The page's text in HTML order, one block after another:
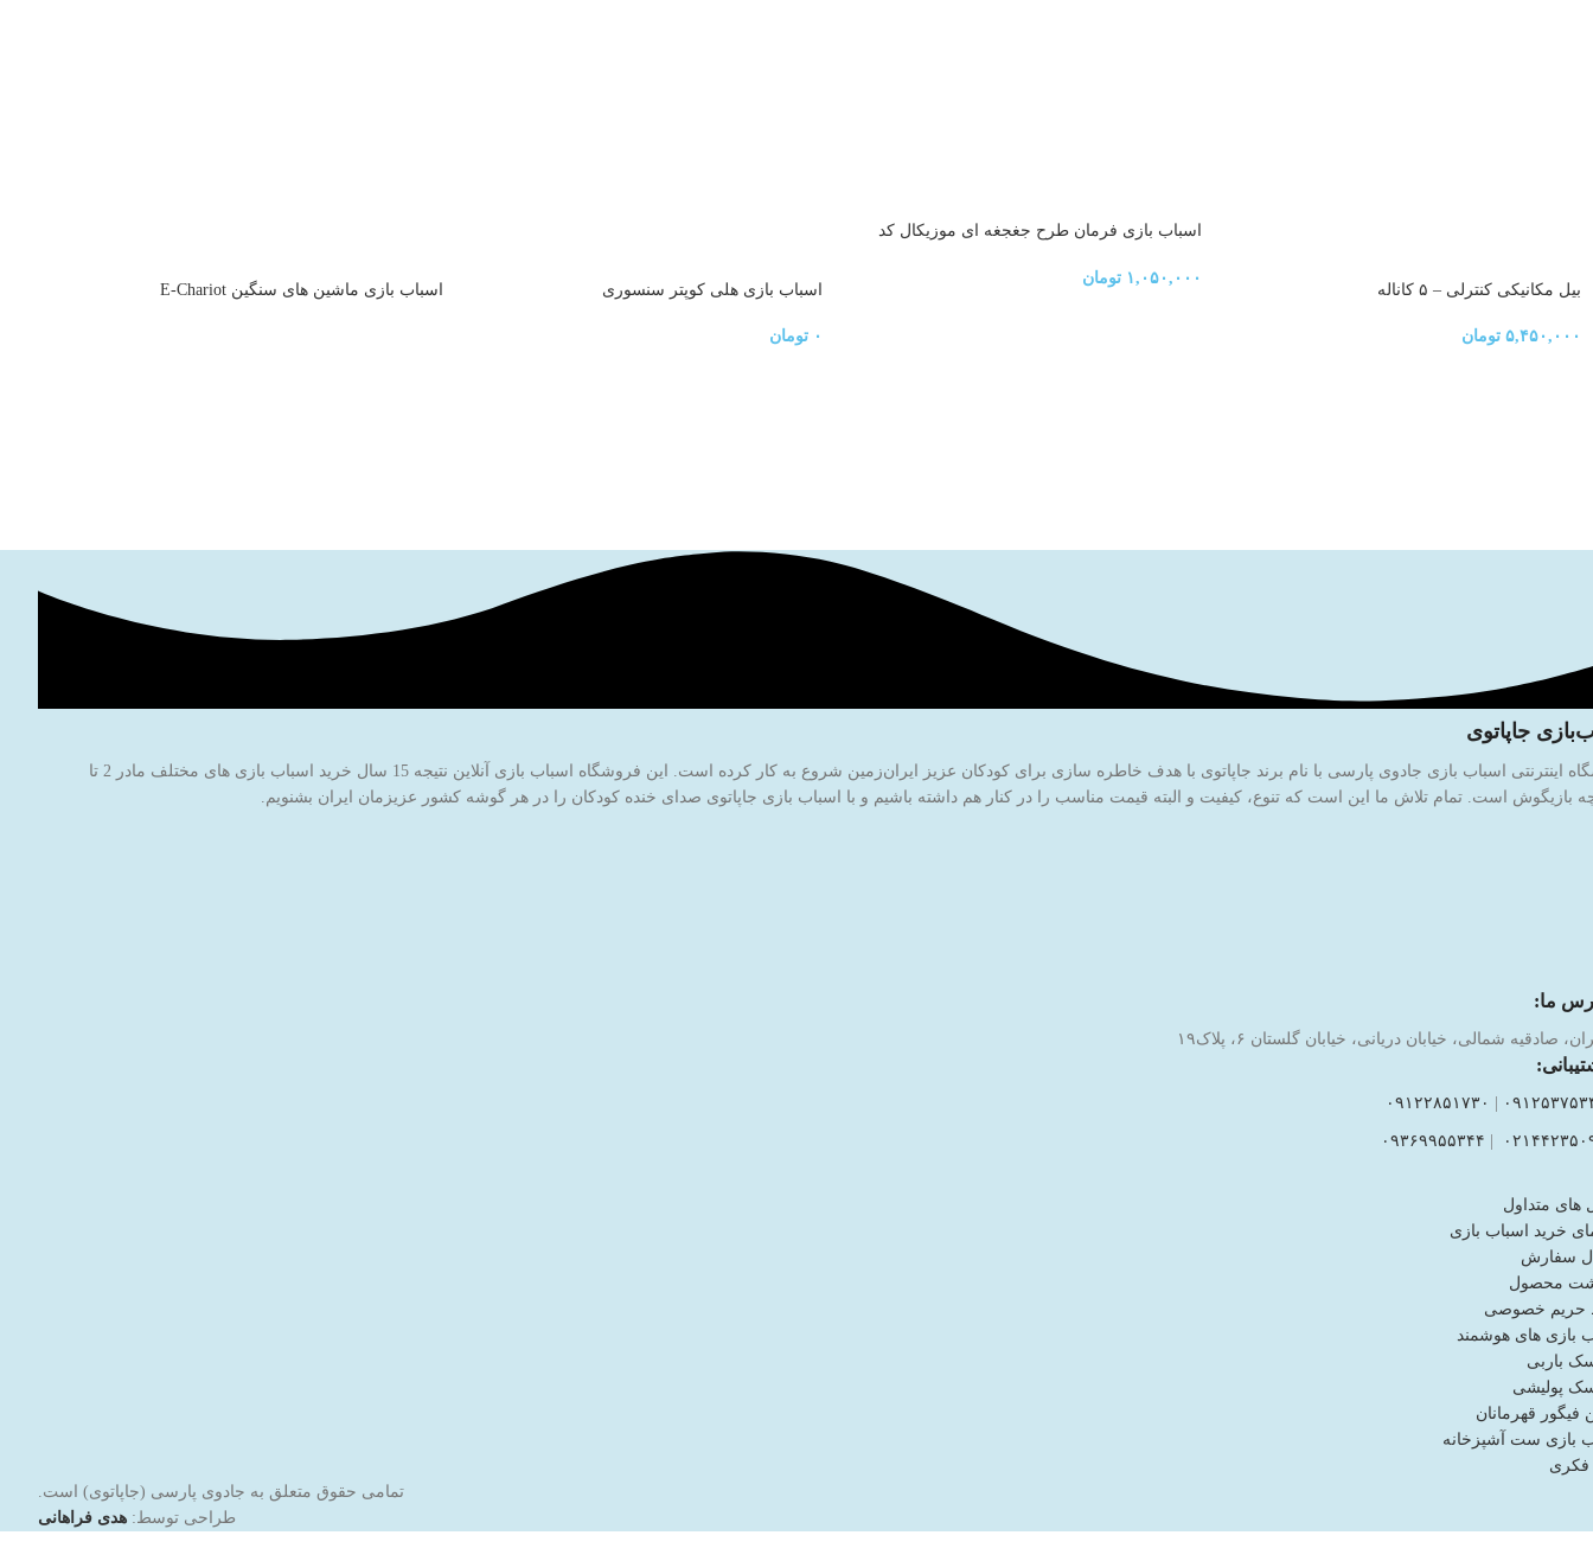
بیل مکانیکی کنترلی – ۵ کاناله
۵,۴۵۰,۰۰۰ تومان
اسباب بازی فرمان طرح جغجغه ای موزیکال کد
۱,۰۵۰,۰۰۰ تومان
اسباب بازی هلی کوپتر سنسوری
۰ تومان
اسباب بازی ماشین های سنگین E-Chariot
جاپاتوی
فروشگاه اینترنتی اسباب بازی جادوی پارسی با نام برند جاپاتوی با هدف خاطره سازی برای کودکان عزیز ایران‌زمین شروع به کار کرده است. این فروشگاه اسباب بازی آنلاین نتیجه 15 سال خرید اسباب بازی های مختلف مادر 2 تا
بازیگوش است. تمام تلاش ما این است که تنوع، کیفیت و البته قیمت مناسب را در کنار هم داشته باشیم و با اسباب بازی جاپاتوی صدای خنده کودکان را در هر گوشه کشور عزیزمان ایران بشنویم.
ما:
صادقیه شمالی، خیابان دریانی، خیابان گلستان ۶، پلاک۱۹
۰۹۱۲۲۸۵۱۷۳۰
۰۹۳۶۹۹۵۵۳۴۴
های متداول
خرید اسباب بازی
سفارش
محصول
حریم خصوصی
بازی های هوشمند
باربی
پولیشی
فیگور قهرمانان
بازی ست آشپزخانه
فکری
تمامی حقوق متعلق به جادوی پارسی (جاپاتوی) است.
طراحی توسط: هدی فراهانی